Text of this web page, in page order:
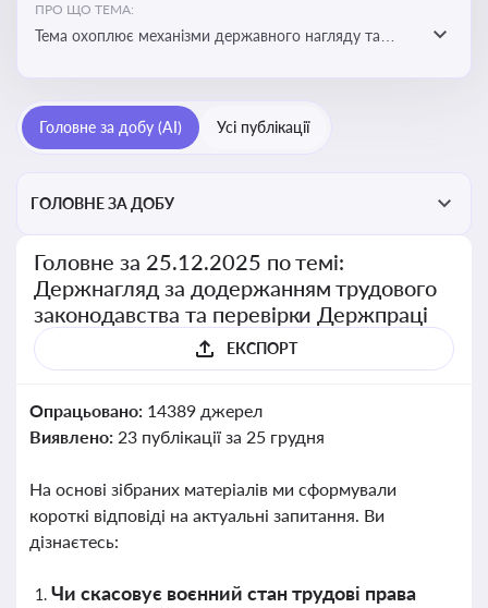
ПРО ЩО ТЕМА:
Тема охоплює механізми державного нагляду та
Головне за добу (AI) Усі публікації
ГОЛОВНЕ ЗА ДОБУ
Головне за 25.12.2025 по темі:
Держнагляд за додержанням трудового
законодавства та перевірки Держпраці
ЕКСПОРТ
Опрацьовано: 14389 джерел
Виявлено: 23 публікації за 25 грудня
На основі зібраних матеріалів ми сформували
короткі відповіді на актуальні запитання. Ви
дізнаєтесь:
Чи скасовує воєнний стан трудові права